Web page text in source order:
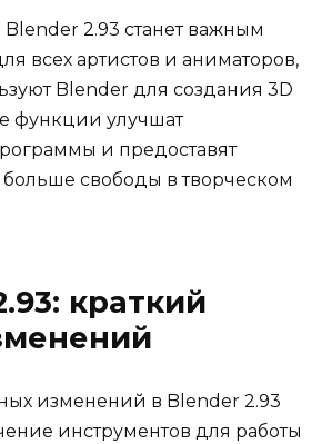
2.93 станет важным
всех артистов и аниматоров,
Blender для создания 3D
функции улучшат
и предоставят
больше свободы в творческом
краткий
изменений в Blender 2.93
инструментов для работы